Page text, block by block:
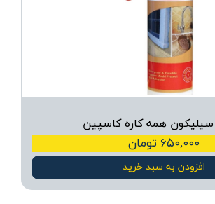
همه کاره کاسپین
۶۵۰,۰۰۰ تومان
افزودن به سبد خرید